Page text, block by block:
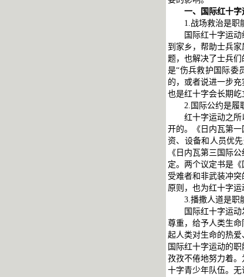
一、国际红十
1.战场救治是职
国际红十字运
到家乡，帮助士兵
题，也解决了士兵
是“伤兵救护国际委
的，或者说进一步
也是红十字会长期屹
2.国际公约是履
红十字运动之
开的。《日内瓦第
资、设备和人员优
《日内瓦第三国际
定。两个议定书是
受难者和非武装冲
原则，也为红十字运
3.播撒人道是职
国际红十字运
尊重，给予人类生
起人类对生命的热
国际红十字运动的
孜孜不倦地努力着
十字青少年队伍。无